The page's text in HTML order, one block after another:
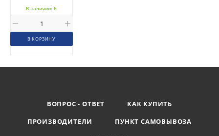
В наличии: 6
В КОРЗИНУ
ВОПРОС - ОТВЕТ
КАК КУПИТЬ
ПРОИЗВОДИТЕЛИ
ПУНКТ САМОВЫВОЗА